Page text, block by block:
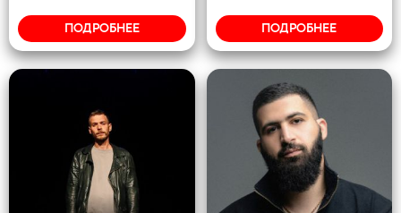
ПОДРОБНЕЕ ПОДРОБНЕЕ